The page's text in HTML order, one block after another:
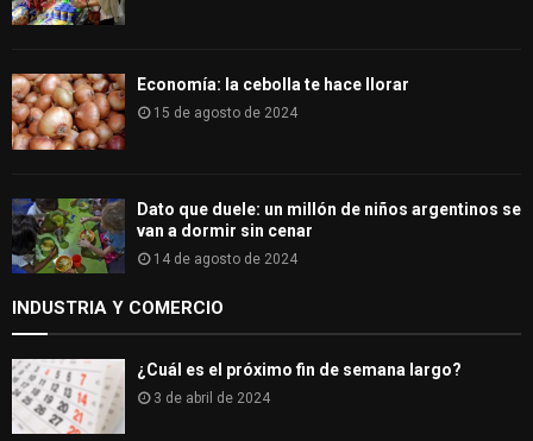
Economía: la cebolla te hace llorar
15 de agosto de 2024
Dato que duele: un millón de niños argentinos se
van a dormir sin cenar
14 de agosto de 2024
INDUSTRIA Y COMERCIO
¿Cuál es el próximo fin de semana largo?
3 de abril de 2024